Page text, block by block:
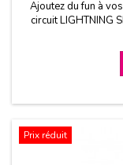
Ajoutez du fun à
circuit LIGHTNING
Prix réduit